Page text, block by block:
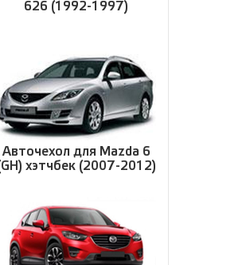
626 (1992-1997)
Авточехол для Mazda 6
хэтчбек (2007-2012)